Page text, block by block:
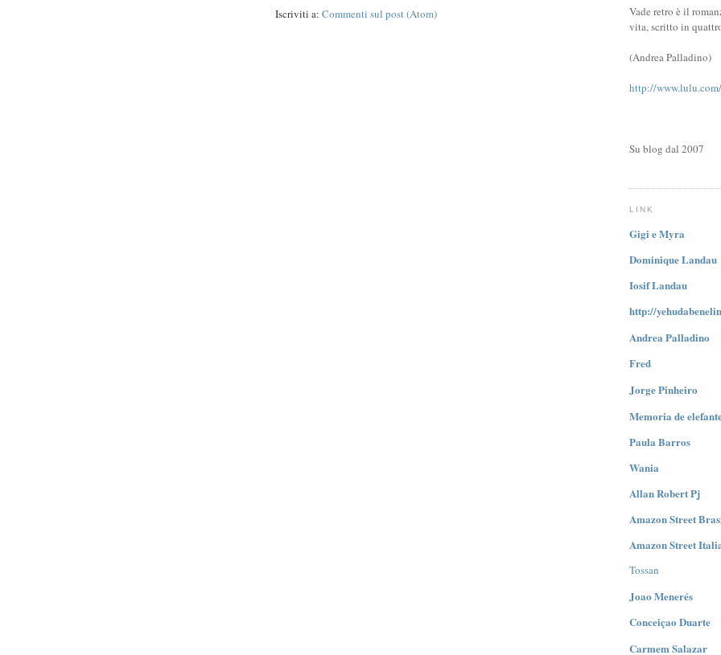
Iscriviti a: Commenti sul post (Atom)
Vade retro è il
vita, scritto in
(Andrea Palladino)
http://
Su blog dal 2007
LINK
Gigi e Myra
Dominique Landau
Iosif Landau
http://
Andrea Palladino
Fred
Jorge Pinheiro
Memoria de
Paula Barros
Wania
Allan Robert Pj
Amazon Street
Amazon Street
Tossan
Joao Menerés
Conceiçao Duarte
Carmem Salazar